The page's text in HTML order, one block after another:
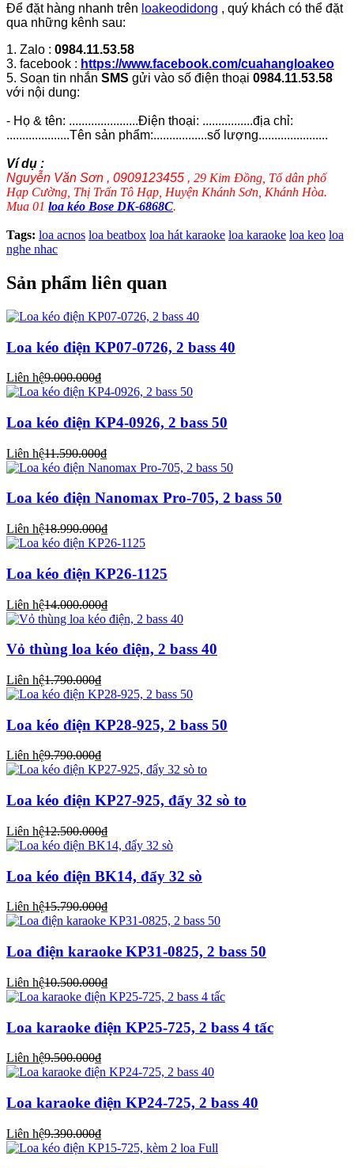
Để đặt hàng nhanh trên loakeodidong , quý khách có thể đặt
qua những kênh sau:
1. Zalo : 0984.11.53.58
3. facebook : https://www.facebook.com/cuahangloakeo
5. Soạn tin nhắn SMS gửi vào số điện thoại 0984.11.53.58
với nội dung:
- Họ & tên: ......................Điện thoại: ................địa chỉ:
....................Tên sản phẩm:.................số lượng......................
Ví dụ :
Nguyễn Văn Sơn , 0909123455 , 29 Kim Đồng, Tổ dân phố
Hạp Cường, Thị Trấn Tô Hạp, Huyện Khánh Sơn, Khánh Hòa.
Mua 01 loa kéo Bose DK-6868C.
Tags: loa acnos loa beatbox loa hát karaoke loa karaoke loa keo loa
nghe nhac
Sản phẩm liên quan
Loa kéo điện KP07-0726, 2 bass 40
Liên hệ9.000.000₫
Loa kéo điện KP4-0926, 2 bass 50
Liên hệ11.590.000₫
Loa kéo điện Nanomax Pro-705, 2 bass 50
Liên hệ18.990.000₫
Loa kéo điện KP26-1125
Liên hệ14.000.000₫
Vỏ thùng loa kéo điện, 2 bass 40
Liên hệ1.790.000₫
Loa kéo điện KP28-925, 2 bass 50
Liên hệ9.790.000₫
Loa kéo điện KP27-925, đẩy 32 sò to
Liên hệ12.500.000₫
Loa kéo điện BK14, đẩy 32 sò
Liên hệ15.790.000₫
Loa điện karaoke KP31-0825, 2 bass 50
Liên hệ10.500.000₫
Loa karaoke điện KP25-725, 2 bass 4 tấc
Liên hệ9.500.000₫
Loa karaoke điện KP24-725, 2 bass 40
Liên hệ9.390.000₫